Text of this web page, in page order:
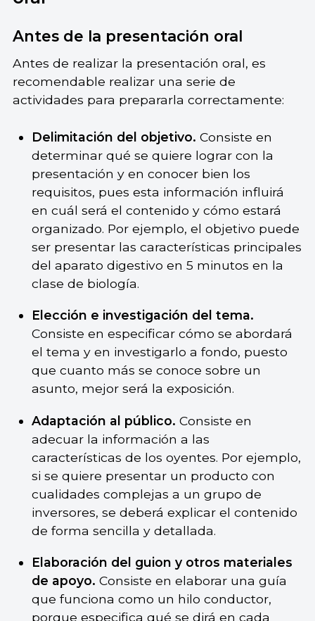
Antes de la presentación oral
Antes de realizar la presentación oral, es
recomendable realizar una serie de
actividades para prepararla correctamente:
Delimitación del objetivo. Consiste en
determinar qué se quiere lograr con la
presentación y en conocer bien los
requisitos, pues esta información influirá
en cuál será el contenido y cómo estará
organizado. Por ejemplo, el objetivo puede
ser presentar las características principales
del aparato digestivo en 5 minutos en la
clase de biología.
Elección e investigación del tema.
Consiste en especificar cómo se abordará
el tema y en investigarlo a fondo, puesto
que cuanto más se conoce sobre un
asunto, mejor será la exposición.
Adaptación al público. Consiste en
adecuar la información a las
características de los oyentes. Por ejemplo,
si se quiere presentar un producto con
cualidades complejas a un grupo de
inversores, se deberá explicar el contenido
de forma sencilla y detallada.
Elaboración del guion y otros materiales
de apoyo. Consiste en elaborar una guía
que funciona como un hilo conductor,
porque especifica qué se dirá en cada